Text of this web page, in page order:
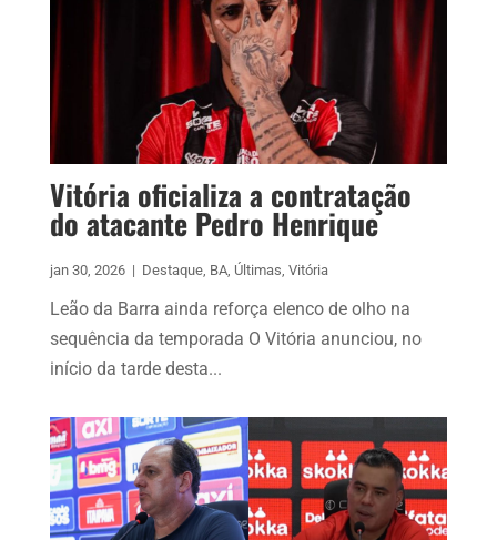
Vitória oficializa a contratação
do atacante Pedro Henrique
jan 30, 2026 | Destaque, BA, Últimas, Vitória
Leão da Barra ainda reforça elenco de olho na
sequência da temporada O Vitória anunciou, no
início da tarde desta...